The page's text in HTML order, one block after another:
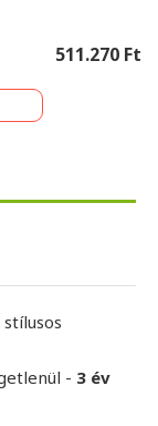
511.270 Ft
- 3 év